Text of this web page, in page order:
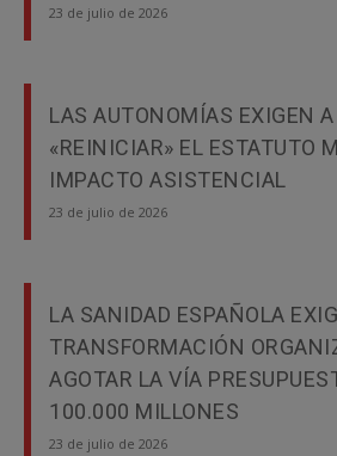
23 de julio de 2026
LAS AUTONOMÍAS EXIGEN
«REINICIAR» EL ESTATUTO
IMPACTO ASISTENCIAL
23 de julio de 2026
LA SANIDAD ESPAÑOLA
TRANSFORMACIÓN
AGOTAR LA VÍA
100.000 MILLONES
23 de julio de 2026